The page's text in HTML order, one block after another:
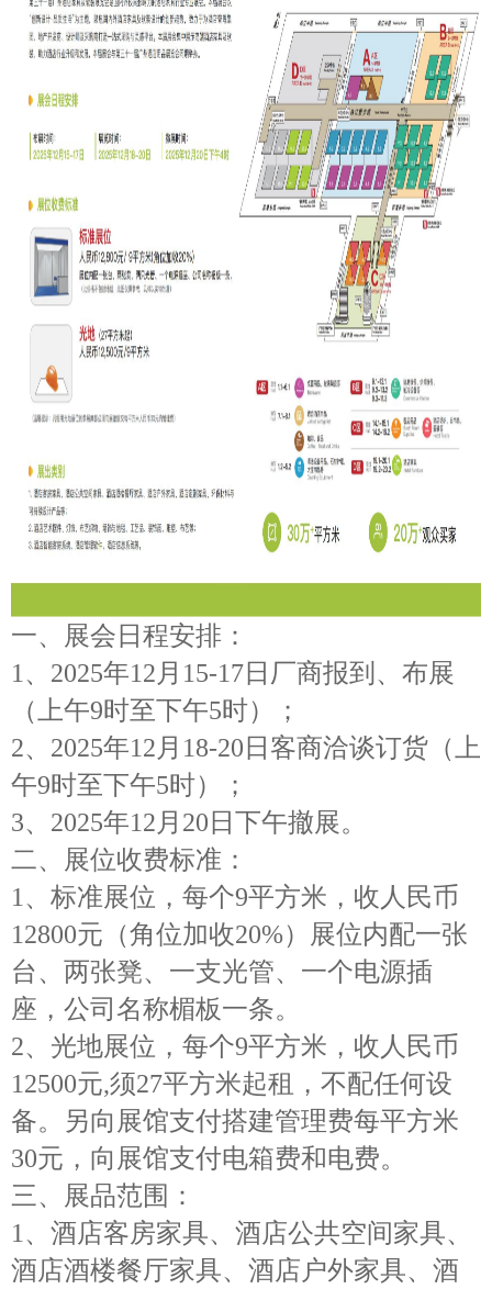
一、展会日程安排：
1、2025年12月 15-17日厂商报到、布展
（上午9时至下午5时）；
2、2025年12月18-20 日客商洽谈订货（上
午9时至下午5时）；
3、2025年12月 20 日下午撤展。
二、展位收费标准：
1、标准展位，每个9平方米，收人民币
12800元（角位加收20%）展位内配一张
台、两张凳、一支光管、一个电源插
座，公司名称楣板一条。
2、光地展位，每个9平方米，收人民币
12500元,须27平方米起租，不配任何设
备。另向展馆支付搭建管理费每平方米
30元，向展馆支付电箱费和电费。
三、展品范围：
1、酒店客房家具、酒店公共空间家具、
酒店酒楼餐厅家具、酒店户外家具、酒